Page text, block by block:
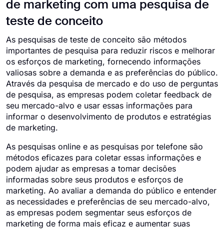
de marketing com uma pesquisa de
teste de conceito
As pesquisas de teste de conceito são métodos
importantes de pesquisa para reduzir riscos e melhorar
os esforços de marketing, fornecendo informações
valiosas sobre a demanda e as preferências do público.
Através da pesquisa de mercado e do uso de perguntas
de pesquisa, as empresas podem coletar feedback de
seu mercado-alvo e usar essas informações para
informar o desenvolvimento de produtos e estratégias
de marketing.
As pesquisas online e as pesquisas por telefone são
métodos eficazes para coletar essas informações e
podem ajudar as empresas a tomar decisões
informadas sobre seus produtos e esforços de
marketing. Ao avaliar a demanda do público e entender
as necessidades e preferências de seu mercado-alvo,
as empresas podem segmentar seus esforços de
marketing de forma mais eficaz e aumentar suas